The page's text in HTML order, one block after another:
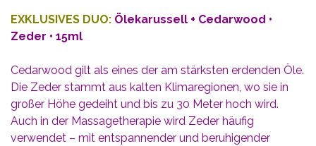
EXKLUSIVES DUO: Ölekarussell + Cedarwood •
Zeder • 15ml
Cedarwood gilt als eines der am stärksten erdenden Öle.
Die Zeder stammt aus kalten Klimaregionen, wo sie in
großer Höhe gedeiht und bis zu 30 Meter hoch wird.
Auch in der Massagetherapie wird Zeder häufig
verwendet – mit entspannender und beruhigender